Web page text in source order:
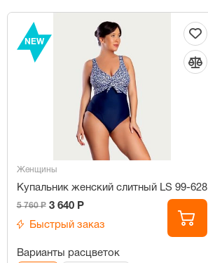
NEW
Женщины
Купальник женский слитный LS 99-628
5 760 Р 3 640 Р
Быстрый заказ
Варианты расцветок